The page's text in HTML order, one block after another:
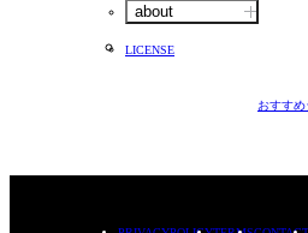
about
LICENSE
おすす